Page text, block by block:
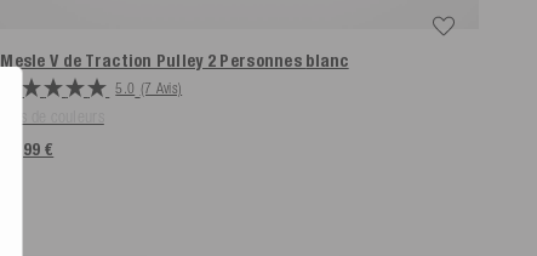
Mesle V de Traction Pulley 2 Personnes blanc
5.0 (7 Avis)
39,99 €